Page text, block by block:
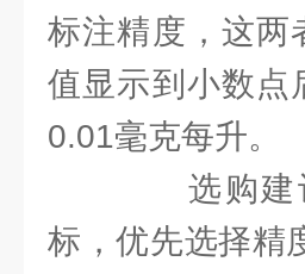
标注精度，这两
值显示到小数点
0.01毫克每升。
选购建议
标，优先选择精